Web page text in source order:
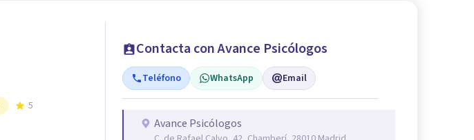
5
Contacta con Avance Psicólogos
Teléfono WhatsApp Email
Avance Psicólogos